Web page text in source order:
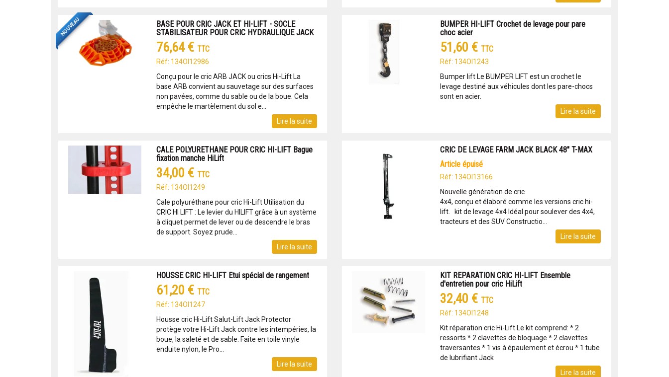
NOUVEAU
BASE POUR CRIC JACK ET HI-LIFT - SOCLE
STABILISATEUR POUR CRIC HYDRAULIQUE JACK
76,64 € TTC
Réf: 134OI12986
Conçu pour le cric ARB JACK ou crics Hi-Lift La
base ARB convient au sauvetage sur des surfaces
non pavées, comme du sable ou de la boue. Cela
empêche le martèlement du sol e...
Lire la suite
BUMPER HI-LIFT Crochet de levage pour pare
choc acier
51,60 € TTC
Réf: 134OI1243
Bumper lift Le BUMPER LIFT est un crochet le
levage destiné aux véhicules dont les pare-chocs
sont en acier.
Lire la suite
CALE POLYURETHANE POUR CRIC HI-LIFT Bague
fixation manche HiLift
34,00 € TTC
Réf: 134OI1249
Cale polyuréthane pour cric Hi-Lift Utilisation du
CRIC HI LIFT : Le levier du HILIFT grâce à un système
à cliquet permet de lever ou de descendre le bras
de support. Soyez prude...
Lire la suite
CRIC DE LEVAGE FARM JACK BLACK 48" T-MAX
article épuisé
Réf: 134OI13166
Nouvelle génération de cric
4x4, conçu et élaboré comme les versions cric hi-
lift. kit de levage 4x4 Idéal pour soulever des 4x4,
tracteurs et des SUV Constructio...
Lire la suite
HOUSSE CRIC HI-LIFT Etui spécial de rangement
61,20 € TTC
Réf: 134OI1247
Housse cric Hi-Lift Salut-Lift Jack Protector
protège votre Hi-Lift Jack contre les intempéries, la
boue, la saleté et de sable. Faite en toile vinyle
enduite nylon, le Pro...
Lire la suite
KIT REPARATION CRIC HI-LIFT Ensemble
d'entretien pour cric HiLift
32,40 € TTC
Réf: 134OI1248
Kit réparation cric Hi-Lift Le kit comprend: * 2
ressorts * 2 clavettes de bloquage * 2 clavettes
traversantes * 1 vis à épaulement et écrou * 1 tube
de lubrifiant Jack
Lire la suite